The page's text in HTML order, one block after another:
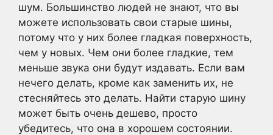
шум. Большинство людей не знают, что вы
можете использовать свои старые шины,
потому что у них более гладкая поверхность,
чем у новых. Чем они более гладкие, тем
меньше звука они будут издавать. Если вам
нечего делать, кроме как заменить их, не
стесняйтесь это делать. Найти старую шину
может быть очень дешево, просто
убедитесь, что она в хорошем состоянии.